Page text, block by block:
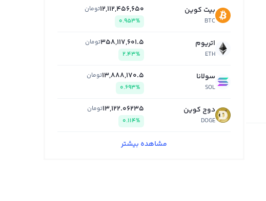
بیت کوین
BTC
12,112,456,650تومان
0.953%
اتریوم
ETH
358,117,601.5تومان
2.43%
سولانا
SOL
13,888,170.5تومان
0.693%
دوج کوین
DOGE
13,122.06235تومان
0.114%
مشاهده بیشتر